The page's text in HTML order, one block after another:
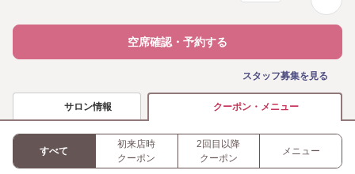
空席確認・予約する
スタッフ募集を見る
サロン情報 クーポン・メニュー
すべて
初来店時
クーポン
2回目以降
クーポン
メニュー